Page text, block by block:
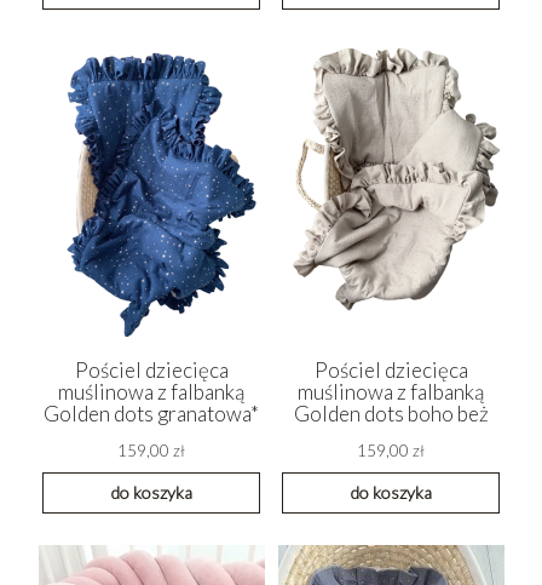
Pościel dziecięca
muślinowa z falbanką
Golden dots granatowa*
159,00 zł
do koszyka
Pościel dziecięca
muślinowa z falbanką
Golden dots boho beż
159,00 zł
do koszyka